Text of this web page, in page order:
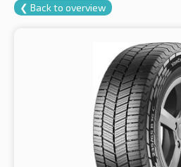
❮ Back to overview